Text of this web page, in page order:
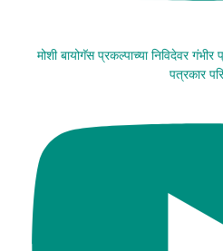
मोशी बायोगॅस प्रकल्पाच्या निविदेवर
पत्रकार